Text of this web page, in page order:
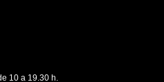
10 a 19.30 h.